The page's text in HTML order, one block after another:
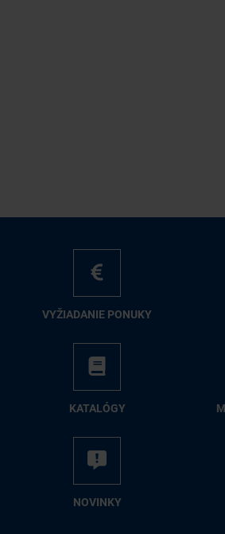
VY­ŽIA­DA­NIE PO­NU­KY
KA­TA­LÓ­GY
NO­VIN­KY